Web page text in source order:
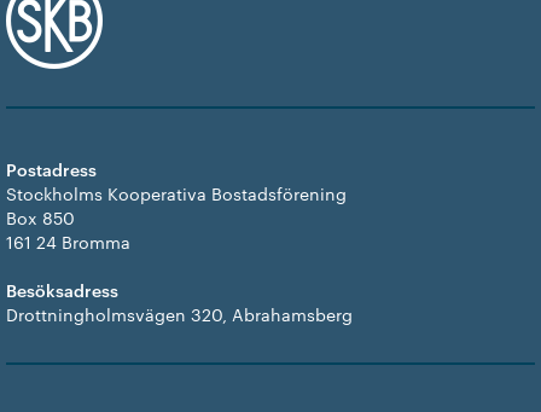
Postadress
Stockholms Kooperativa Bostadsförening
Box 850
161 24 Bromma
Besöksadress
Drottningholmsvägen 320, Abrahamsberg